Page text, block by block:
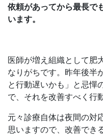
依頼があってから最長で
います。
医師が増え組織として肥
なりがちです。昨年後半
と行動遅いかも」と忌憚
で、それを改善すべく行
元々診療自体は夜間の対
思いますので、改善でき